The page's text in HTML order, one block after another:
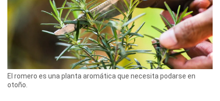
El romero es una planta aromática que necesita podarse en
otoño.